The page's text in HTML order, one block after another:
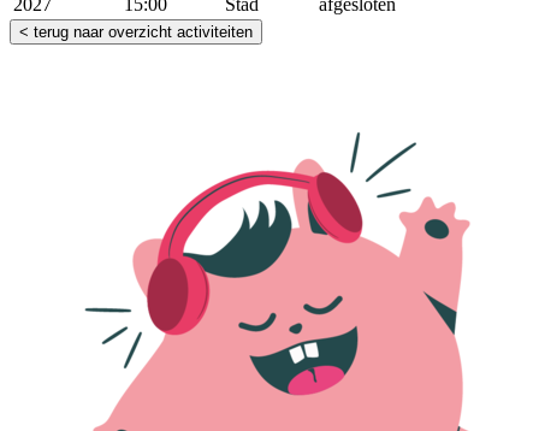
2027
15:00
Stad
afgesloten
< terug naar overzicht activiteiten